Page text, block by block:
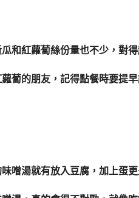
和紅蘿蔔絲份量也不少，對
蔔的朋友，記得點餐時要提
噌湯就有放入豆腐，加上蛋